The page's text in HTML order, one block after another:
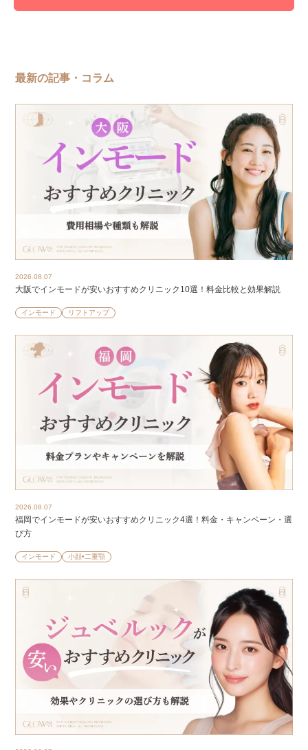
最新の記事・コラム
2026.08.07
大阪でインモードが安いおすすめクリニック10選！料金比較と効果解説
インモード リフトアップ
2026.08.07
福岡でインモードが安いおすすめクリニック4選！料金・キャンペーン・選
び方
インモード 小顔•二重顎